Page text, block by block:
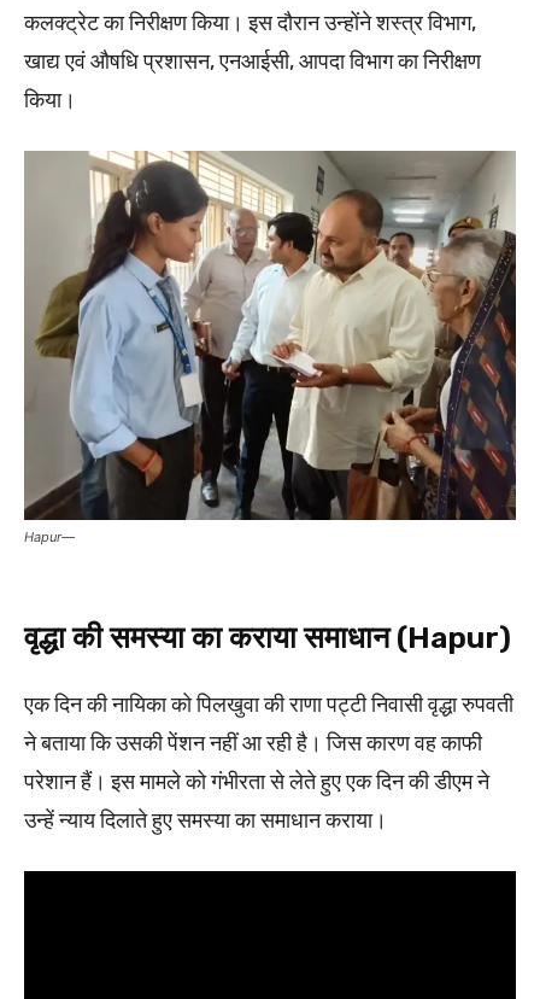
कलक्ट्रेट का निरीक्षण किया। इस दौरान उन्होंने शस्त्र विभाग,
खाद्य एवं औषधि प्रशासन, एनआईसी, आपदा विभाग का निरीक्षण
किया।
Hapur—
वृद्धा की समस्या का कराया समाधान (Hapur)
एक दिन की नायिका को पिलखुवा की राणा पट्टी निवासी वृद्धा रुपवती
ने बताया कि उसकी पेंशन नहीं आ रही है। जिस कारण वह काफी
परेशान हैं। इस मामले को गंभीरता से लेते हुए एक दिन की डीएम ने
उन्हें न्याय दिलाते हुए समस्या का समाधान कराया।